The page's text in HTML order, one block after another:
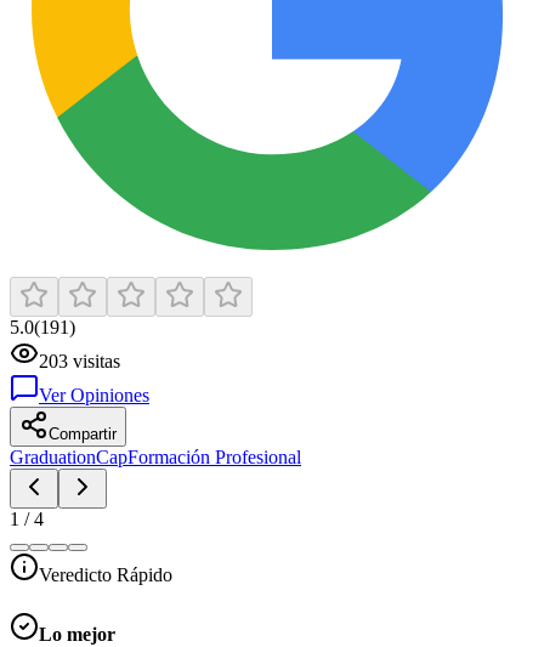
5.0(191)
203 visitas
Ver Opiniones
Compartir
GraduationCapFormación Profesional
1 /4
Veredicto Rápido
Lo mejor